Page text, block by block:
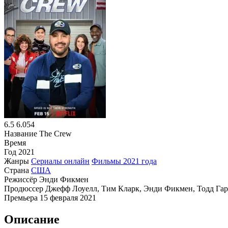
6.5 6.054
Название The Crew
Время
Год 2021
Жанры Сериалы онлайн Фильмы 2021 года
Страна США
Режиссёр Энди Фикмен
Продюссер Джефф Лоуелл, Тим Кларк, Энди Фикмен, Тодд
Премьера 15 февраля 2021
Описание